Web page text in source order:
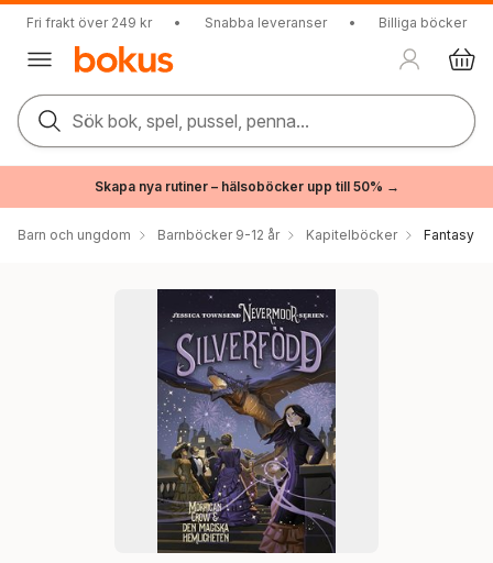
Fri frakt över 249 kr • Snabba leveranser • Billiga böcker
Sök bok, spel, pussel, penna...
Skapa nya rutiner – hälsoböcker upp till 50% →
Barn och ungdom Barnböcker 9-12 år Kapitelböcker Fantasy